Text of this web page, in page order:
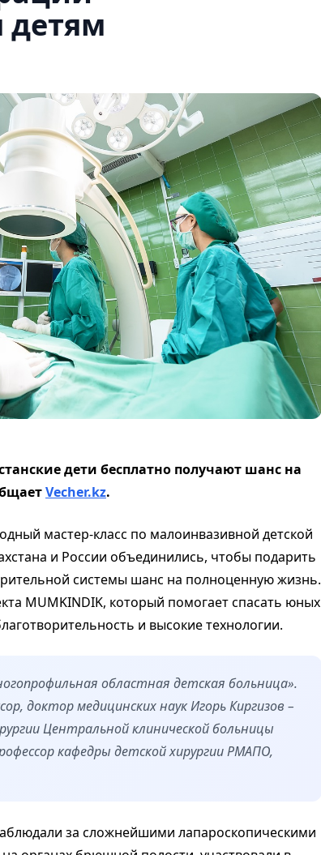
детям
дети бесплатно получают шанс на
Vecher.kz.
мастер-класс по малоинвазивной детской
и России объединились, чтобы подарить
системы шанс на полноценную жизнь.
MUMKINDIK, который помогает спасать юных
и высокие технологии.
областная детская больница».
доктор медицинских наук Игорь Киргизов –
Центральной клинической больницы
кафедры детской хирургии РМАПО,
за сложнейшими лапароскопическими